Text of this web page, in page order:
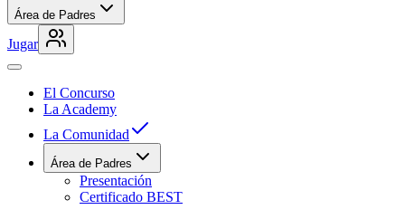
Área de Padres
Jugar
El Concurso
La Academy
La Comunidad
Área de Padres
Presentación
Certificado BEST